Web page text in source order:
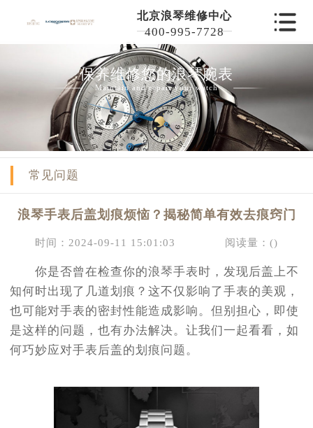
北京浪琴维修中心
400-995-7728
保养维修您的浪琴腕表
Maintain and repair your watch
常见问题
浪琴手表后盖划痕烦恼？揭秘简单有效去痕窍门
时间：2024-09-11 15:01:03 阅读量：()
你是否曾在检查你的浪琴手表时，发现后盖上不
知何时出现了几道划痕？这不仅影响了手表的美观，
也可能对手表的密封性能造成影响。但别担心，即使
是这样的问题，也有办法解决。让我们一起看看，如
何巧妙应对手表后盖的划痕问题。